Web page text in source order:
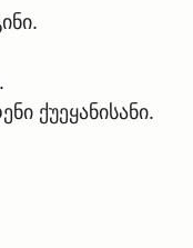
ქუეყანისანი.